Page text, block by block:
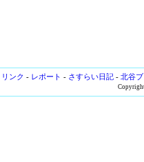
リンク - レポート - さすらい日記- 北谷